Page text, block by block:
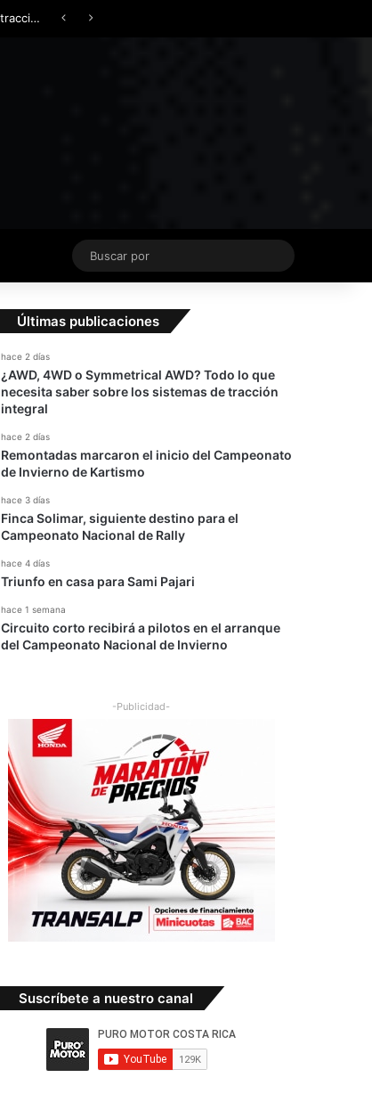
¿AWD, 4WD o Symmetrical AWD? Todo lo que necesita saber sobre los sistemas de tracción integral
Buscar
por
Últimas publicaciones
hace 2 días
¿AWD, 4WD o Symmetrical AWD? Todo lo que
necesita saber sobre los sistemas de tracción
integral
hace 2 días
Remontadas marcaron el inicio del Campeonato
de Invierno de Kartismo
hace 3 días
Finca Solimar, siguiente destino para el
Campeonato Nacional de Rally
hace 4 días
Triunfo en casa para Sami Pajari
hace 1 semana
Circuito corto recibirá a pilotos en el arranque
del Campeonato Nacional de Invierno
-Publicidad-
Suscríbete a nuestro canal